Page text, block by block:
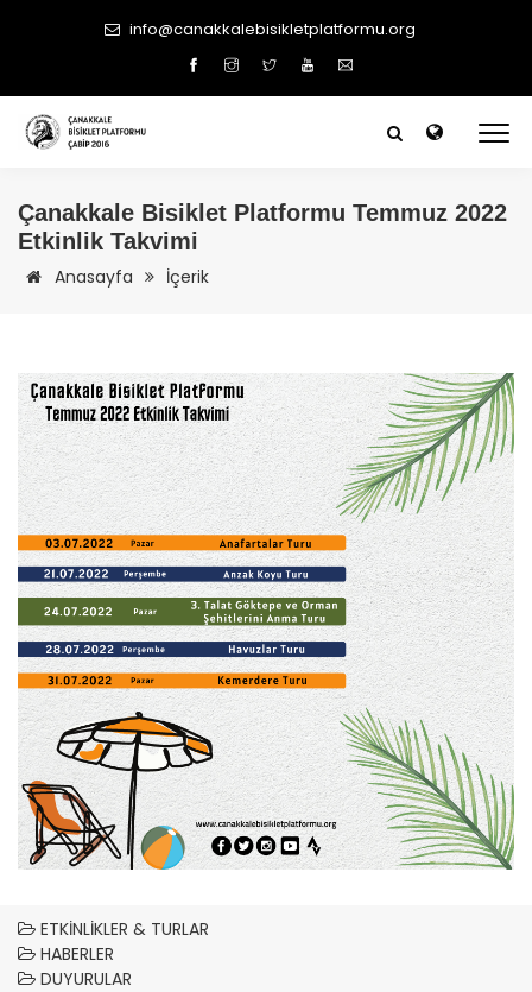
info@canakkalebisikletplatformu.org
Çanakkale Bisiklet Platformu Temmuz 2022
Etkinlik Takvimi
Anasayfa İçerik
ETKINLIKLER & TURLAR
HABERLER
DUYURULAR